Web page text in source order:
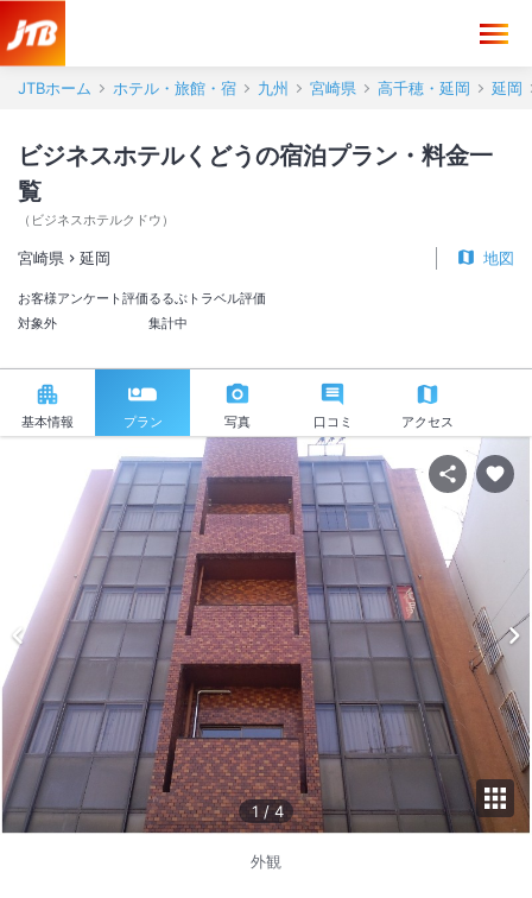
JTBホーム ホテル・旅館・宿 九州 宮崎県 高千穂・延岡 延岡
ビジネスホテルくどうの宿泊プラン・料金一
覧
（ ビジネスホテルクドウ ）
宮崎県 延岡 地図
お客様アンケート評価
対象外
るるぶトラベル評価
集計中
基本情報 プラン 写真 口コミ アクセス
1 /4
外観